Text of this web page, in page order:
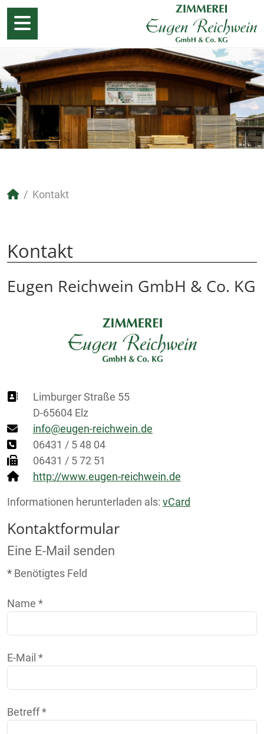
Kontakt
Kontakt
Eugen Reichwein GmbH & Co. KG
Adresse
Limburger Straße 55
D-65604 Elz
E-Mailinfo@eugen-reichwein.de
Telefon06431 / 5 48 04
Telefax06431 / 5 72 51
Website
http://www.eugen-reichwein.de
Informationen herunterladen als: vCard
Kontaktformular
Eine E-Mail senden
* Benötigtes Feld
Name *
E-Mail *
Betreff*